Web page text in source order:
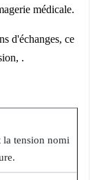
médicale.
d'échanges, ce
.
la tension nomi